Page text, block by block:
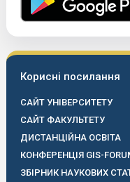
Корисні посилання
САЙТ УНІВЕРСИТЕТУ
САЙТ ФАКУЛЬТЕТУ
ДИСТАНЦІЙНА ОСВІТА
КОНФЕРЕНЦІЯ GIS-
ЗБІРНИК НАУКОВИХ